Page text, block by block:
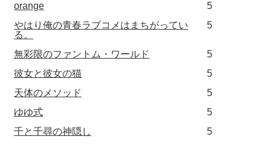
orange
5
やはり俺の青春ラブコメはまちがってい
る。
5
無彩限のファントム・ワールド
5
彼女と彼女の猫
5
天体のメソッド
5
ゆゆ式
5
千と千尋の神隠し
5